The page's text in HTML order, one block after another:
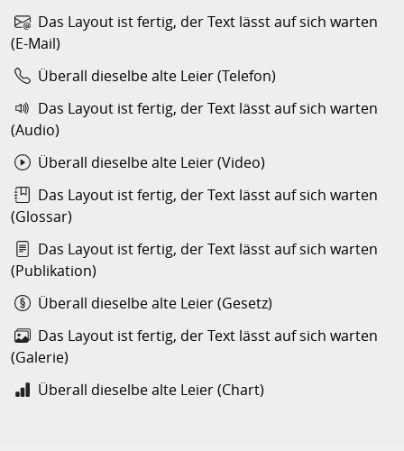
Das Layout ist fertig, der Text lässt auf sich warten
(E-Mail)
Überall dieselbe alte Leier (Telefon)
Das Layout ist fertig, der Text lässt auf sich warten
(Audio)
Überall dieselbe alte Leier (Video)
Das Layout ist fertig, der Text lässt auf sich warten
(Glossar)
Das Layout ist fertig, der Text lässt auf sich warten
(Publikation)
Überall dieselbe alte Leier (Gesetz)
Das Layout ist fertig, der Text lässt auf sich warten
(Galerie)
Überall dieselbe alte Leier (Chart)